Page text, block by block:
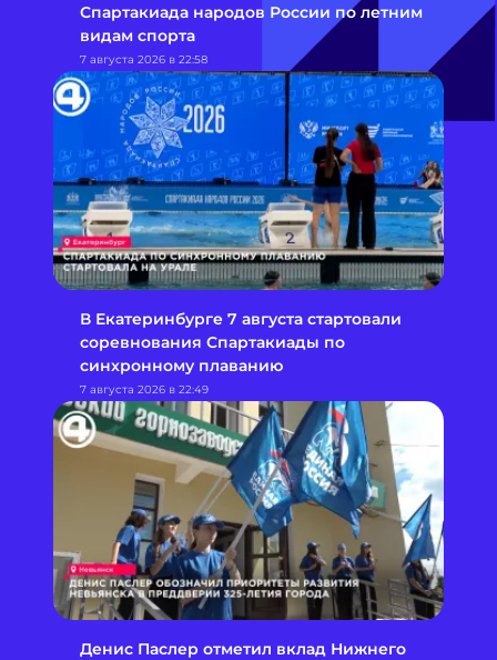
Спартакиада народов России по летним
видам спорта
7 августа 2026 в 22:58
В Екатеринбурге 7 августа стартовали
соревнования Спартакиады по
синхронному плаванию
7 августа 2026 в 22:49
Денис Паслер отметил вклад Нижнего